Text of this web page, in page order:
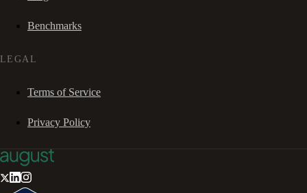
Benchmarks
LEGAL
Terms of Service
Privacy Policy